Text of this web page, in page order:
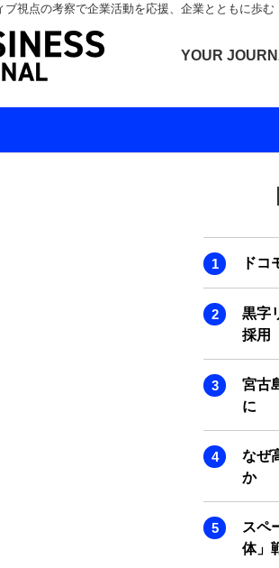
ブ視点の考察で企業活動を応援、企業とともに歩
ド
黒字
採用
宮古
に
なぜ
か
スペ
体」
YOUR
BUSINESS
IVS JOURNAL
ENERGY
INBOUND
LIFE
AI JOURNAL
REAL
SMART
ADOPTABLE